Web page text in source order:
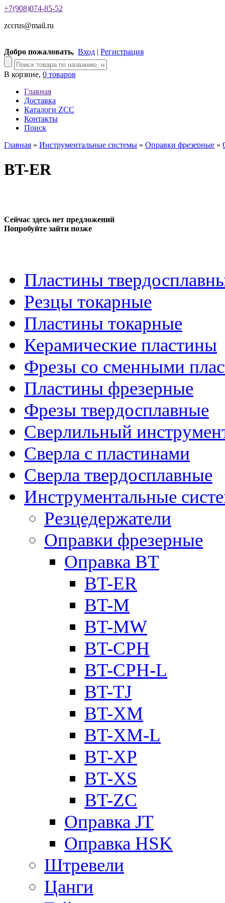
+7(908)074-85-52
zccrus@mail.ru
Добро пожаловать, Вход | Регистрация
В корзине, 0 товаров
Главная
Доставка
Каталоги ZCC
Контакты
Поиск
Главная » Инструментальные системы » Оправки фрезерные »
BT-ER
Сейчас здесь нет предложений
Попробуйте зайти позже
Пластины
Резцы токарные
Пластины токарные
Керамические пластины
Фрезы со сменными
Пластины фрезерные
Фрезы твердосплавные
Сверлильный
Сверла с пластинами
Сверла твердосплавные
Инструментальные
Резцедержатели
Оправки фрезерные
Оправка BT
BT-ER
BT-M
BT-MW
BT-CPH
BT-CPH-L
BT-TJ
BT-XM
BT-XM-L
BT-XP
BT-XS
BT-ZC
Оправка JT
Оправка HSK
Штревели
Цанги